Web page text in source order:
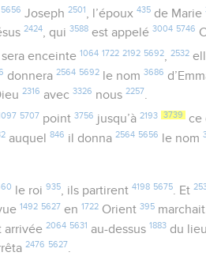
5656 Joseph 2501 , l’époux 435de Marie
2424, qui3588 est appelé3004 5746
enceinte 1064 1722 2192 5692, 2532
donnera2564 5692 le nom3686
2316 avec3326 nous2257.
5707 point 3756 jusqu’à 2193 3739 ce
auquel846 il donna2564 5656 le nom
le roi 935, ils partirent 4198 5675. Et
1492 5627 en 1722 Orient395
arrivée2064 5631 au-dessus 1883 du
2476 5627.